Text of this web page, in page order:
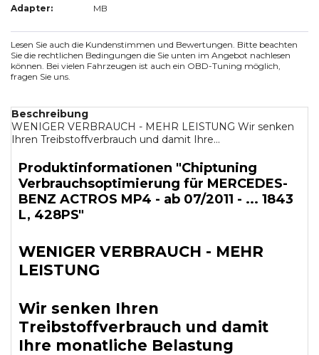
Adapter:
MB
Lesen Sie auch die Kundenstimmen und Bewertungen. Bitte beachten
Sie die rechtlichen Bedingungen die Sie unten im Angebot nachlesen
können. Bei vielen Fahrzeugen ist auch ein OBD-Tuning möglich,
fragen Sie uns.
Beschreibung
WENIGER VERBRAUCH - MEHR LEISTUNG Wir senken
Ihren Treibstoffverbrauch und damit Ihre...
Produktinformationen "Chiptuning
Verbrauchsoptimierung für MERCEDES-
BENZ ACTROS MP4 - ab 07/2011 - ... 1843
L, 428PS"
WENIGER VERBRAUCH - MEHR
LEISTUNG
Wir senken Ihren
Treibstoffverbrauch und damit
Ihre monatliche Belastung